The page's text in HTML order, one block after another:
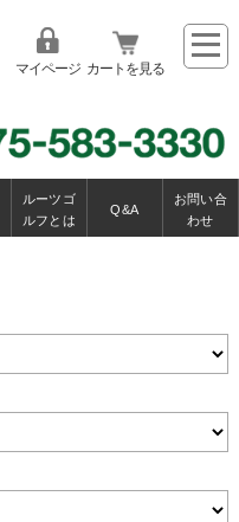
マイページ カートを見る
ルーツゴ
ルフとは
Q&A
お問い合
わせ